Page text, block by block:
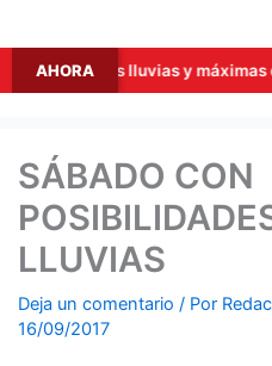
AHORAlluvias y máximas de
SÁBADO CON
LLUVIAS
Deja un comentario / Por
16/09/2017